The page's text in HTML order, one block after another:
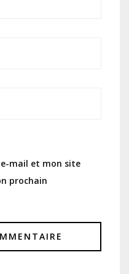
mail et mon site
prochain